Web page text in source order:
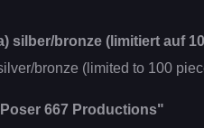
silber/bronze (limitiert auf
bronze (limited to 100
667 Productions"